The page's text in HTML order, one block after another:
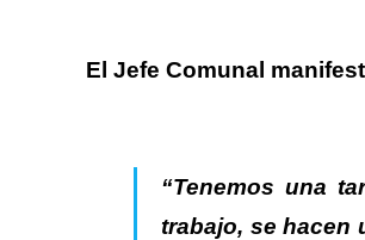
El Jefe Comunal
“Tenemos una
trabajo, se hacen